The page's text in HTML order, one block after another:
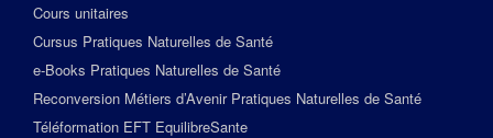
Cours unitaires
Cursus Pratiques Naturelles de Santé
e-Books Pratiques Naturelles de Santé
Reconversion Métiers d’Avenir Pratiques Naturelles de Santé
Téléformation EFT EquilibreSante